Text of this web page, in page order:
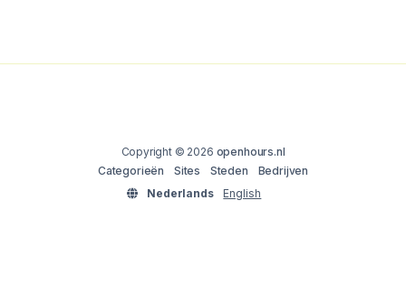
Copyright © 2026 openhours.nl
Categorieën
Sites Steden
Bedrijven
Nederlands
English